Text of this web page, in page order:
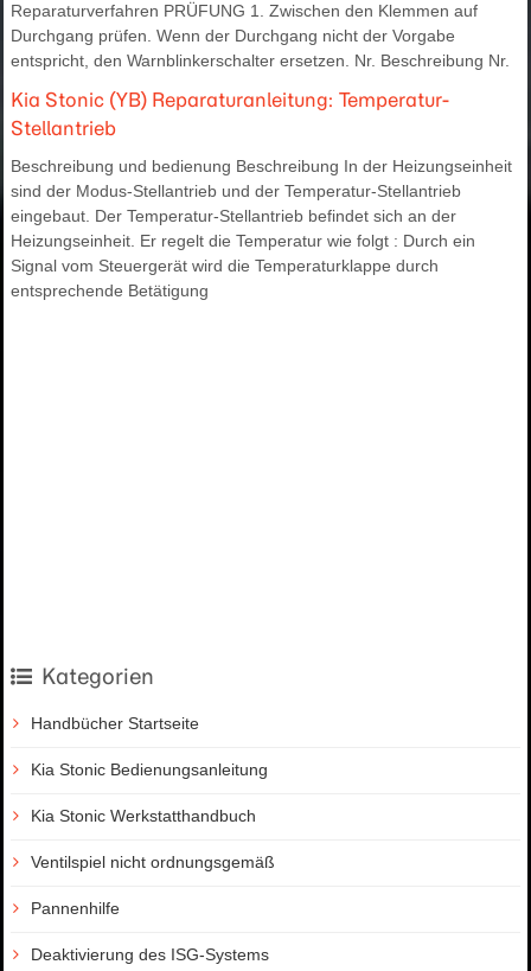
Reparaturverfahren PRÜFUNG 1. Zwischen den Klemmen auf
Durchgang prüfen. Wenn der Durchgang nicht der Vorgabe
entspricht, den Warnblinkerschalter ersetzen. Nr. Beschreibung Nr.
Kia Stonic (YB) Reparaturanleitung: Temperatur-
Stellantrieb
Beschreibung und bedienung Beschreibung In der Heizungseinheit
sind der Modus-Stellantrieb und der Temperatur-Stellantrieb
eingebaut. Der Temperatur-Stellantrieb befindet sich an der
Heizungseinheit. Er regelt die Temperatur wie folgt : Durch ein
Signal vom Steuergerät wird die Temperaturklappe durch
entsprechende Betätigung
Kategorien
Handbücher Startseite
Kia Stonic Bedienungsanleitung
Kia Stonic Werkstatthandbuch
Ventilspiel nicht ordnungsgemäß
Pannenhilfe
Deaktivierung des ISG-Systems